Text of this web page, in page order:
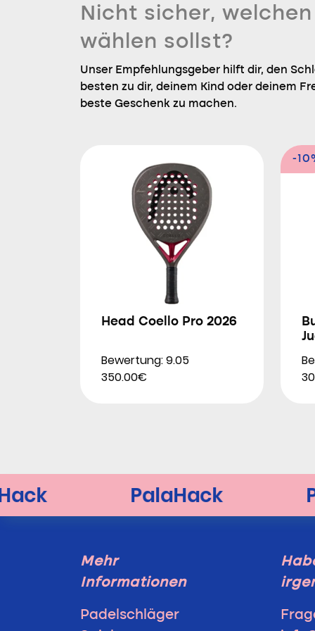
Nicht sicher,
wählen sollst?
Unser Empfehlungsgeber hilft dir, den
besten zu dir, deinem Kind oder deinem
beste Geschenk zu machen.
Head Coello Pro 2026
Bewertung: 9.05
350.00€
-
Mehr
Informationen
Padelschläger